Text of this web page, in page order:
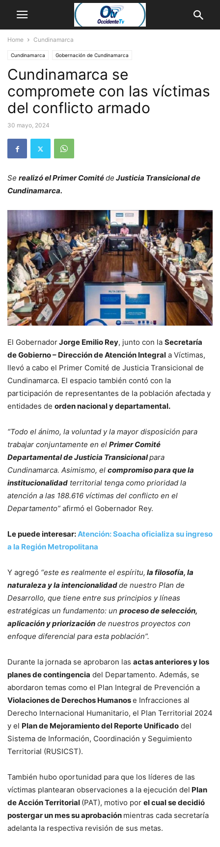
Home Cundinamarca
Cundinamarca Gobernación de Cundinamarca
Cundinamarca se
compromete con las víctimas
del conflicto armado
30 mayo, 2024
Se realizó el Primer Comitéde Justicia Transicional de
Cundinamarca.
El GobernadorJorge Emilio Rey, junto con la Secretaría
de Gobierno – Dirección de Atención Integral a Víctimas,
llevó a cabo el Primer Comité de Justicia Transicional de
Cundinamarca. El espacio también contó con la
participación de representantes de la población afectada y
entidades de orden nacional y departamental.
“Todo el ánimo, la voluntad y la mayor disposición para
trabajar conjuntamente en el Primer Comité
Departamental de Justicia Transicionalpara
Cundinamarca. Asimismo, el compromiso para que la
institucionalidad territorial tenga como prioridad la
atención a las 188.616 víctimas del conflicto en el
Departamento” afirmó el Gobernador Rey.
Le puede interesar:Atención: Soacha oficializa su ingreso
a la Región Metropolitana
Y agregó “este es realmente el espíritu, la filosofía, la
naturaleza y la intencionalidadde nuestro Plan de
Desarrollo, que tiene entre sus principios y líneas
estratégicas un fundamento: un proceso de selección,
aplicación y priorización de nuestros proyectos con
enfoque diferencial para esta población”.
Durante la jornada se aprobaron las actas anteriores y los
planes de contingencia del Departamento. Además, se
abordaron temas como el Plan Integral de Prevención a
Violaciones de Derechos Humanose Infracciones al
Derecho Internacional Humanitario, el Plan Territorial 2024
y el Plan de Mejoramiento del Reporte Unificado del
Sistema de Información, Coordinación y Seguimiento
Territorial (RUSICST).
También hubo oportunidad para que los líderes de las
víctimas plantearan observaciones a la ejecución del Plan
de Acción Territorial (PAT), motivo por el cual se decidió
postergar un mes su aprobación mientras cada secretaría
adelanta la respectiva revisión de sus metas.